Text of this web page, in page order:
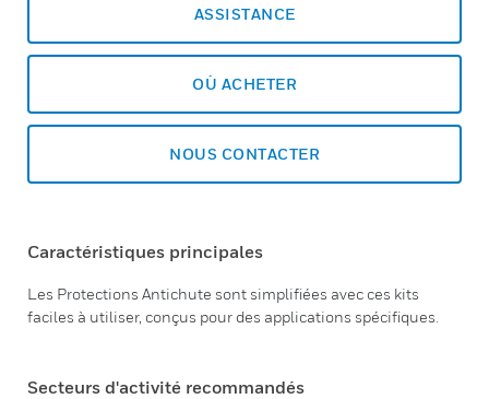
ASSISTANCE
OÙ ACHETER
NOUS CONTACTER
Caractéristiques principales
Les Protections Antichute sont simplifiées avec ces kits
faciles à utiliser, conçus pour des applications spécifiques.
Secteurs d'activité recommandés